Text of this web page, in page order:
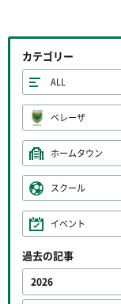
カテゴリー
ALL
ベレーザ
ホームタウン
スクール
イベント
過去の記事
2026